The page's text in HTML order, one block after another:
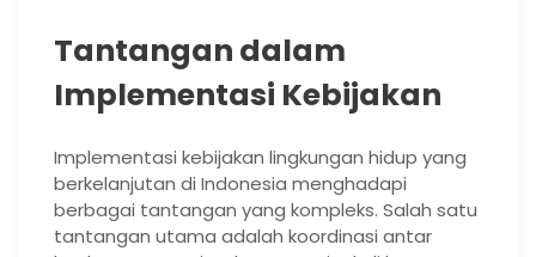
Tantangan dalam
Implementasi Kebijakan
Implementasi kebijakan lingkungan hidup yang
berkelanjutan di Indonesia menghadapi
berbagai tantangan yang kompleks. Salah satu
tantangan utama adalah koordinasi antar